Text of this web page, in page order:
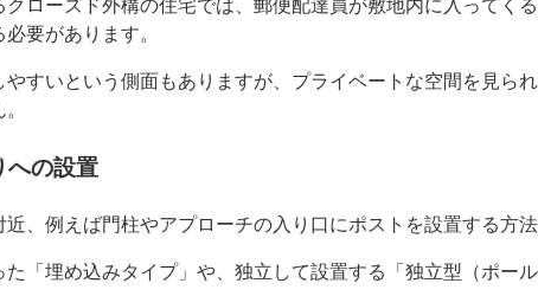
クローズド外構の住宅では、郵便配達員が敷地内に入ってく
要があります。
すいという側面もありますが、プライベートな空間を見ら
への設置
、例えば門柱やアプローチの入り口にポストを設置する方法
た「埋め込みタイプ」や、独立して設置する「独立型（ポー